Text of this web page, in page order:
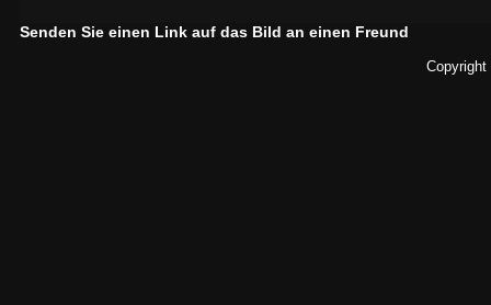
Senden Sie einen Link auf das Bild an einen Freund